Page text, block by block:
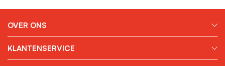
OVER ONS
KLANTENSERVICE